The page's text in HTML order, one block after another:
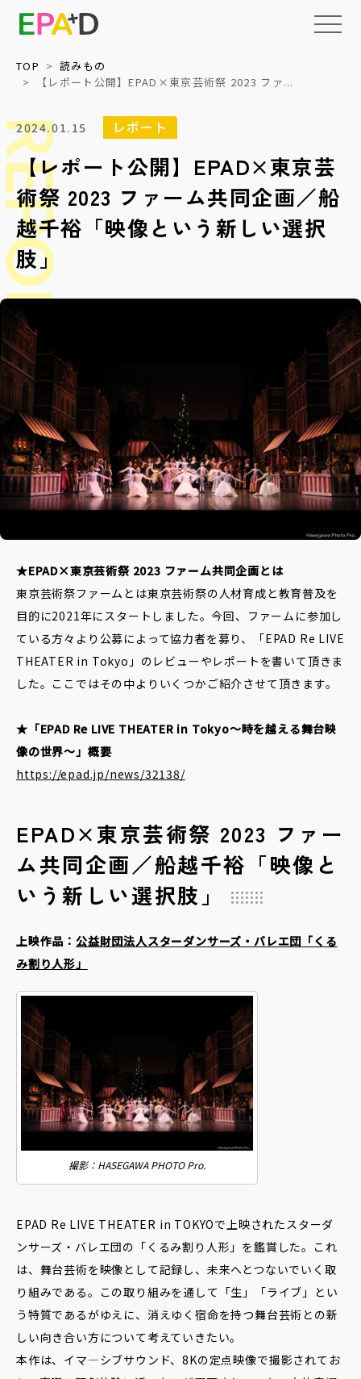
EPAD
アーカイブ について
情報の整理・データベース化
権利処理サポート
収録技術検証
活用 について
上映・イベント
教育・福祉等へのパッケージ提供
読みもの
メディア
データベースへ
Contact お問い合わせ
TOP
読みもの
【レポート公開】EPAD×東京芸術祭 2023 ファ...
2024.01.15 レポート
【レポート公開】EPAD×東京芸
術祭 2023 ファーム共同企画／船
越千裕「映像という新しい選択
肢」
★EPAD×東京芸術祭 2023 ファーム共同企画とは
東京芸術祭ファームとは東京芸術祭の人材育成と教育普及を
目的に2021年にスタートしました。今回、ファームに参加し
ている方々より公募によって協力者を募り、「EPAD Re LIVE
THEATER in Tokyo」のレビューやレポートを書いて頂きま
した。ここではその中よりいくつかご紹介させて頂きます。
★「EPAD Re LIVE THEATER in Tokyo～時を越える舞台映
像の世界～」概要
https://epad.jp/news/32138/
EPAD×東京芸術祭 2023 ファー
ム共同企画／船越千裕「映像と
いう新しい選択肢」
上映作品： 公益財団法人スターダンサーズ・バレエ団「くる
み割り人形」
撮影：HASEGAWA PHOTO Pro.
EPAD Re LIVE THEATER in TOKYOで上映されたスターダ
ンサーズ・バレエ団の「くるみ割り人形」を鑑賞した。これ
は、舞台芸術を映像として記録し、未来へとつないでいく取
り組みである。この取り組みを通して「生」「ライブ」とい
う特質であるがゆえに、消えゆく宿命を持つ舞台芸術との新
しい向き合い方について考えていきたい。
本作は、イマ―シブサウンド、8Kの定点映像で撮影されてお